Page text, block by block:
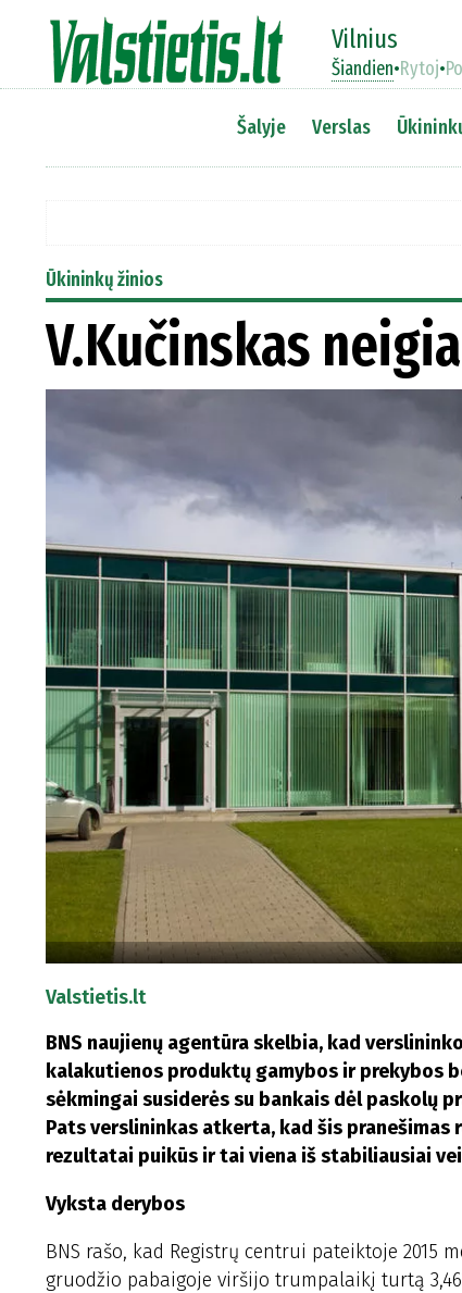
Vilnius
Šiandien•Rytoj•
Šalyje Verslas
Ūkininkų žinios
V.Kučinskas
Valstietis.lt
BNS naujienų agentūra skelbia, kad
kalakutienos produktų gamybos ir prekybos
sėkmingai susiderės su bankais dėl paskolų
Pats verslininkas atkerta, kad šis
rezultatai puikūs ir tai viena iš stabiliausiai
Vyksta derybos
BNS rašo, kad Registrų centrui pateiktoje
gruodžio pabaigoje viršijo trumpalaikį turtą